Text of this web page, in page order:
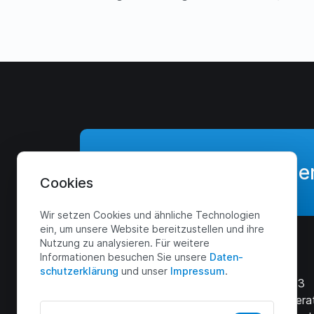
Jetzt Angebot
Menü
Leistungen
Kontakt
Zur Kaule 3
51491
Cookies
Wir setzen Cookies und ähnliche Technologien
ein, um unsere Website bereitzustellen und ihre
Nutzung zu analysieren. Für weitere
Informationen besuchen Sie unsere Daten­
schutz­erklärung und unser Impressum.